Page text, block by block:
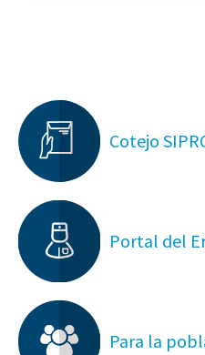
Cotejo
Portal del
Para la